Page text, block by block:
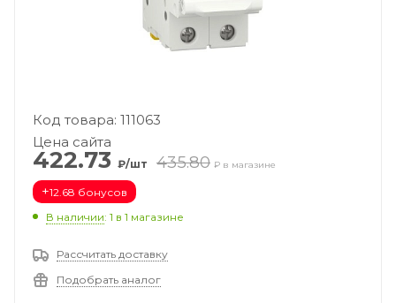
Код товара: 111063
Цена сайта
422.73 ₽/шт 435.80 ₽ в магазине
+12.68 бонусов
В наличии: 1 в 1 магазине
Рассчитать доставку
Подобрать аналог